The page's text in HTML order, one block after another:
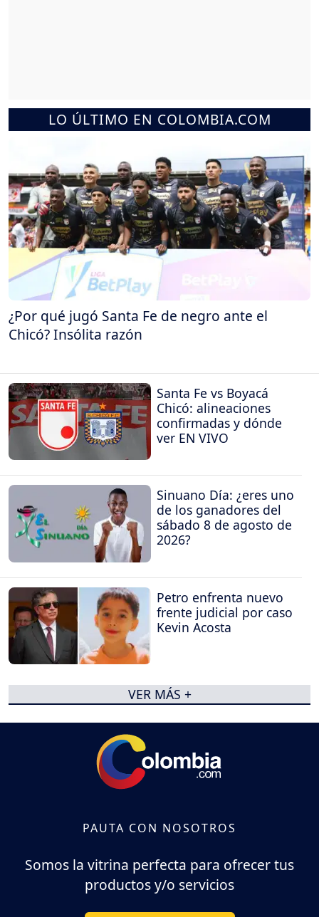
LO ÚLTIMO EN COLOMBIA.COM
¿Por qué jugó Santa Fe de negro ante el
Chicó? Insólita razón
Santa Fe vs Boyacá
Chicó: alineaciones
confirmadas y dónde
ver EN VIVO
Sinuano Día: ¿eres uno
de los ganadores del
sábado 8 de agosto de
2026?
Petro enfrenta nuevo
frente judicial por caso
Kevin Acosta
VER MÁS +
PAUTA CON NOSOTROS
Somos la vitrina perfecta para ofrecer tus
productos y/o servicios